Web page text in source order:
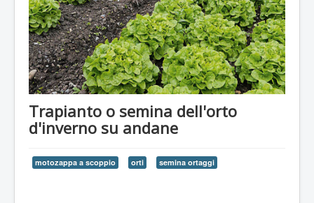
Rasaerba
Trattori vigneto
Forbici e potatura
Trapianto o semina dell'orto
d'inverno su andane
motozappa a scoppio orti semina ortaggi